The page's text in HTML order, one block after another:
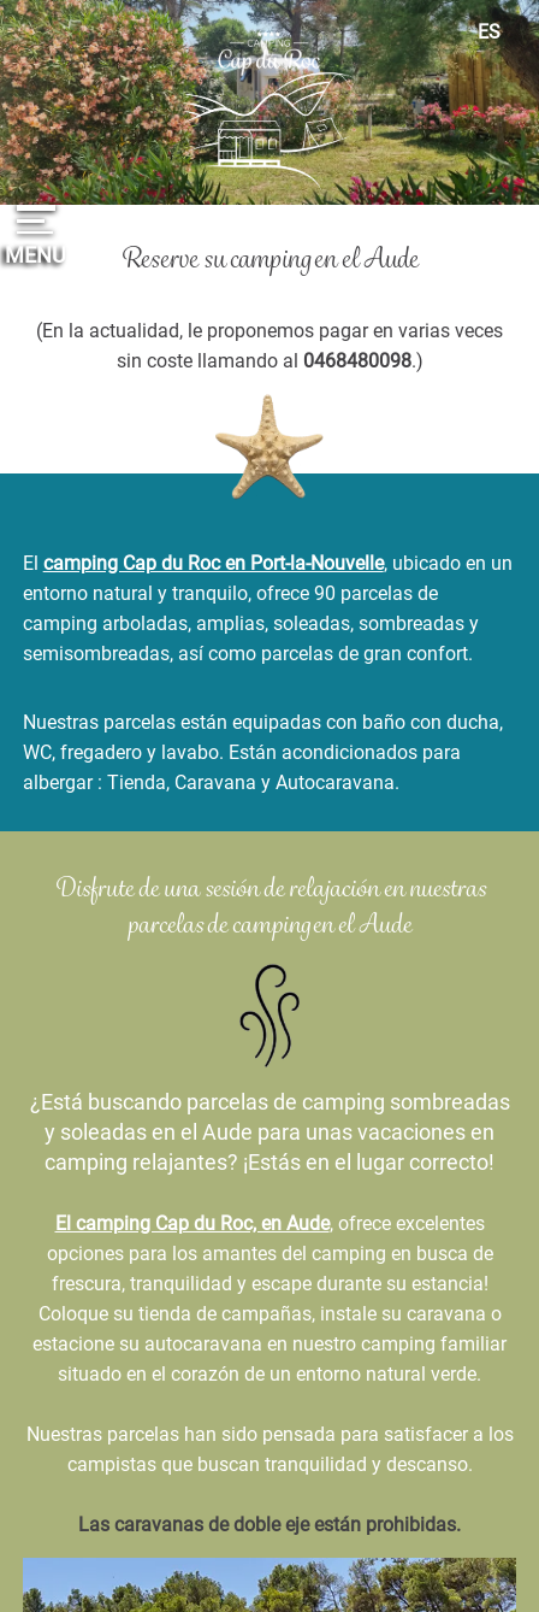
MENU
ES
FR
EN
DE
NL
Reserve su camping en el Aude
(En la actualidad, le proponemos pagar en varias veces
sin coste llamando al 0468480098.)
El camping Cap du Roc en Port-la-Nouvelle, ubicado en un
entorno natural y tranquilo, ofrece 90 parcelas de
camping arboladas, amplias, soleadas, sombreadas y
semisombreadas, así como parcelas de gran confort.
Nuestras parcelas están equipadas con baño con ducha,
WC, fregadero y lavabo. Están acondicionados para
albergar : Tienda, Caravana y Autocaravana.
Disfrute de una sesión de relajación en nuestras
parcelas de camping en el Aude
¿Está buscando parcelas de camping sombreadas
y soleadas en el Aude para unas vacaciones en
camping relajantes? ¡Estás en el lugar correcto!
El camping Cap du Roc, en Aude, ofrece excelentes
opciones para los amantes del camping en busca de
frescura, tranquilidad y escape durante su estancia!
Coloque su tienda de campañas, instale su caravana o
estacione su autocaravana en nuestro camping familiar
situado en el corazón de un entorno natural verde.
Nuestras parcelas han sido pensada para satisfacer a los
campistas que buscan tranquilidad y descanso.
Las caravanas de doble eje están prohibidas.
Panel de gestión de cookies